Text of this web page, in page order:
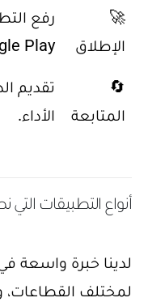
🚀
الإطلاق
Play).
🔄
المتابعة
تقديم
الأداء.
أنواع التطبيقات
لدينا خبرة واسعة
لمختلف القطاعات،